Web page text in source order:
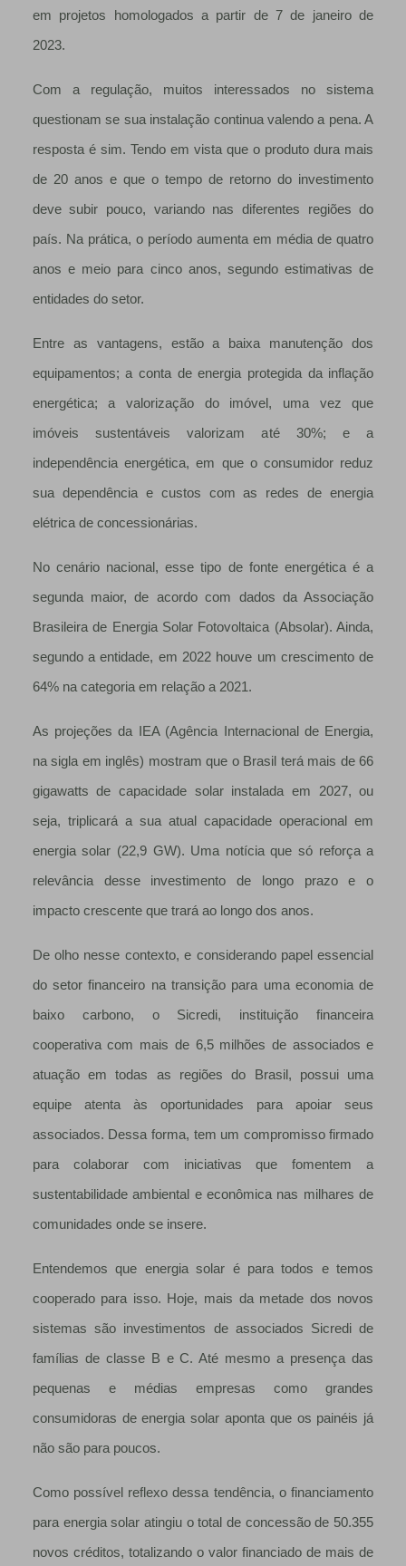
em projetos homologados a partir de 7 de janeiro de
2023.
Com a regulação, muitos interessados no sistema
questionam se sua instalação continua valendo a pena. A
resposta é sim. Tendo em vista que o produto dura mais
de 20 anos e que o tempo de retorno do investimento
deve subir pouco, variando nas diferentes regiões do
país. Na prática, o período aumenta em média de quatro
anos e meio para cinco anos, segundo estimativas de
entidades do setor.
Entre as vantagens, estão a baixa manutenção dos
equipamentos; a conta de energia protegida da inflação
energética; a valorização do imóvel, uma vez que
imóveis sustentáveis valorizam até 30%; e a
independência energética, em que o consumidor reduz
sua dependência e custos com as redes de energia
elétrica de concessionárias.
No cenário nacional, esse tipo de fonte energética é a
segunda maior, de acordo com dados da Associação
Brasileira de Energia Solar Fotovoltaica (Absolar). Ainda,
segundo a entidade, em 2022 houve um crescimento de
64% na categoria em relação a 2021.
As projeções da IEA (Agência Internacional de Energia,
na sigla em inglês) mostram que o Brasil terá mais de 66
gigawatts de capacidade solar instalada em 2027, ou
seja, triplicará a sua atual capacidade operacional em
energia solar (22,9 GW). Uma notícia que só reforça a
relevância desse investimento de longo prazo e o
impacto crescente que trará ao longo dos anos.
De olho nesse contexto, e considerando papel essencial
do setor financeiro na transição para uma economia de
baixo carbono, o Sicredi, instituição financeira
cooperativa com mais de 6,5 milhões de associados e
atuação em todas as regiões do Brasil, possui uma
equipe atenta às oportunidades para apoiar seus
associados. Dessa forma, tem um compromisso firmado
para colaborar com iniciativas que fomentem a
sustentabilidade ambiental e econômica nas milhares de
comunidades onde se insere.
Entendemos que energia solar é para todos e temos
cooperado para isso. Hoje, mais da metade dos novos
sistemas são investimentos de associados Sicredi de
famílias de classe B e C. Até mesmo a presença das
pequenas e médias empresas como grandes
consumidoras de energia solar aponta que os painéis já
não são para poucos.
Como possível reflexo dessa tendência, o financiamento
para energia solar atingiu o total de concessão de 50.355
novos créditos, totalizando o valor financiado de mais de